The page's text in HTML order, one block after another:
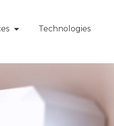
Technologies